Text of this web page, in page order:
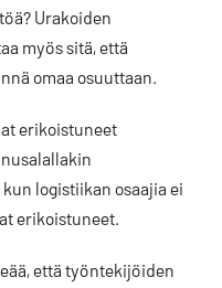
Urakoiden
myös sitä, että
omaa osuuttaan.
erikoistuneet
logistiikan osaajia ei
erikoistuneet.
että työntekijöiden